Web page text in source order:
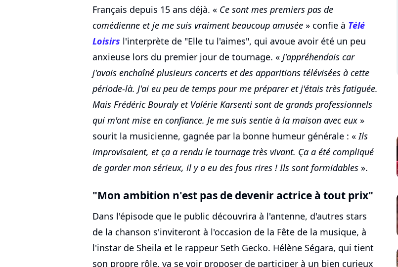
Français depuis 15 ans déjà. « Ce sont mes premiers pas de
comédienne et je me suis vraiment beaucoup amusée » confie à Télé
Loisirs l'interprète de "Elle tu l'aimes", qui avoue avoir été un peu
anxieuse lors du premier jour de tournage. « J'appréhendais car
j'avais enchaîné plusieurs concerts et des apparitions télévisées à cette
période-là. J'ai eu peu de temps pour me préparer et j'étais très fatiguée.
Mais Frédéric Bouraly et Valérie Karsenti sont de grands professionnels
qui m'ont mise en confiance. Je me suis sentie à la maison avec eux »
sourit la musicienne, gagnée par la bonne humeur générale : « Ils
improvisaient, et ça a rendu le tournage très vivant. Ça a été compliqué
de garder mon sérieux, il y a eu des fous rires ! Ils sont formidables ».
"Mon ambition n'est pas de devenir actrice à tout prix"
Dans l'épisode que le public découvrira à l'antenne, d'autres stars
de la chanson s'inviteront à l'occasion de la Fête de la musique, à
l'instar de Sheila et le rappeur Seth Gecko. Hélène Ségara, qui tient
son propre rôle, va se voir proposer de participer à un bien curieux